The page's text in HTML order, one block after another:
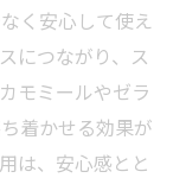
く安心して使え
につながり、ス
モミールやゼラ
着かせる効果が
は、安心感とと